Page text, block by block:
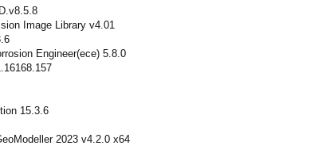
Image Library v4.01
Engineer(ece) 5.8.0
15.3.6
2023 v4.2.0 x64